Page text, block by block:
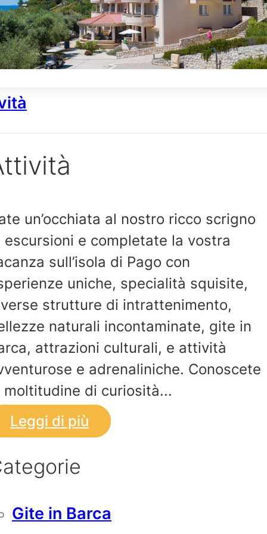
un’occhiata al nostro ricco scrigno
escursioni e completate la vostra
sull’isola di Pago con
uniche, specialità squisite,
strutture di intrattenimento,
naturali incontaminate, gite in
attrazioni culturali, e attività
e adrenaliniche. Conoscete
moltitudine di curiosità...
Leggi di più
Gite in Barca